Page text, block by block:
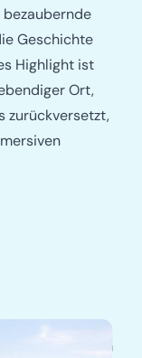
bezaubernde
Geschichte
Highlight ist
Ort,
zurückversetzt,